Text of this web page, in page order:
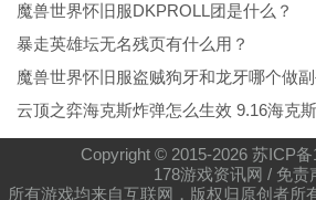
魔兽世界怀旧服DKPROLL团是什么？
暴走英雄坛无名残页有什么用？
魔兽世界怀旧服盗贼狗牙和龙牙哪个做副
云顶之弈海克斯炸弹怎么生效 9.16海克
Copyright © 2015-2026 苏ICP备
178游戏资讯网 / 免责
所有游戏均来自互联网，版权归原创者所